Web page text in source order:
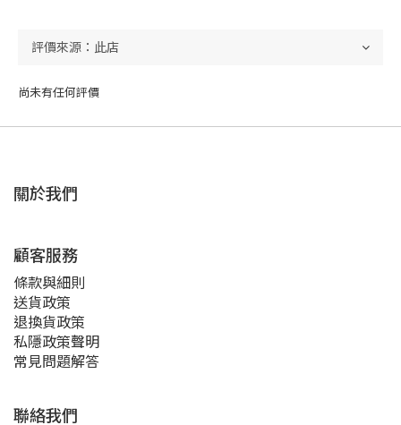
尚未有任何評價
關於我們
顧客服務
條款與細則
送貨政策
退換貨政策
私隱政策聲明
常見問題解答
聯絡我們